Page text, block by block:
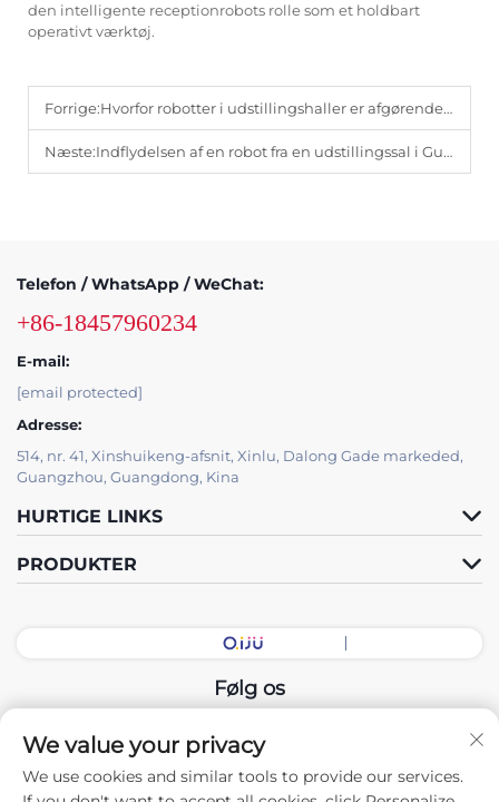
den intelligente receptionrobots rolle som et holdbart
operativt værktøj.
Forrige:Hvorfor robotter i udstillingshaller er afgørende for interaktive produktlanceringer.
Næste:Indflydelsen af en robot fra en udstillingssal i Guangdong på regional teknologimærkebygning.
Telefon / WhatsApp / WeChat:
+86-18457960234
E-mail:
[email protected]
Adresse:
514, nr. 41, Xinshuikeng-afsnit, Xinlu, Dalong Gade markeded,
Guangzhou, Guangdong, Kina
HURTIGE LINKS
PRODUKTER
Følg os
Copyright © 2026 China Guangdong Udstillingshal Intelligent
Equipment Co., Ltd. Alle rettigheder forbeholdes. -
We value your privacy
We use cookies and similar tools to provide our services.